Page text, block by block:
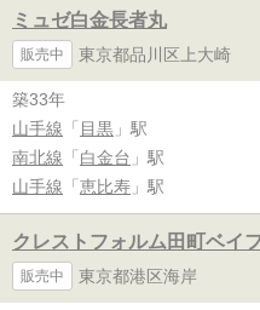
ミュゼ白金長者丸
販売中 東京都品川区上大崎
築33年
山手線 「 目黒 」駅
南北線 「 白金台 」駅
山手線 「 恵比寿 」駅
クレストフォルム田町ベイ
販売中 東京都港区海岸